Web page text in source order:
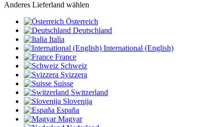
Anderes Lieferland wählen
Österreich
Deutschland
Italia
International (English)
France
Schweiz
Svizzera
Suisse
Switzerland
Slovenija
España
Magyar